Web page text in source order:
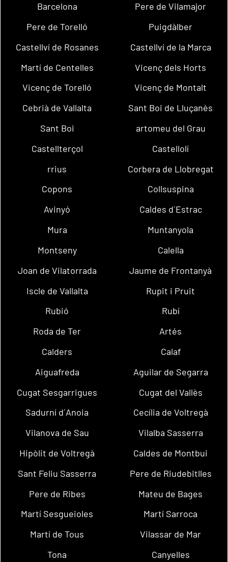
Barcelona
Pere de Vilamajor
Pere de Torelló
Puigdàlber
Castellví de Rosanes
Castellví de la Marca
Martí de Centelles
Vicenç dels Horts
Vicenç de Torelló
Vicenç de Montalt
Cebrià de Vallalta
Sant Boi de Lluçanès
Sant Boi
artomeu del Grau
Castellterçol
Castellolí
rrius
Corbera de Llobregat
Copons
Collsuspina
Avinyó
Caldes d´Estrac
Mura
Muntanyola
Montseny
Calella
Joan de Vilatorrada
Jaume de Frontanyà
Iscle de Vallalta
Rupit i Pruit
Rubió
Rubí
Roda de Ter
Artés
Calders
Calaf
Aiguafreda
Aguilar de Segarra
Cugat Sesgarrigues
Cugat del Vallès
Sadurní d´Anoia
Cecília de Voltregà
Vilanova de Sau
Vilalba Sasserra
Hipòlit de Voltregà
Caldes de Montbui
Sant Feliu Sasserra
Pere de Riudebitlles
Pere de Ribes
Mateu de Bages
Martí Sesgueioles
Martí Sarroca
Martí de Tous
Vilassar de Mar
Tona
Canyelles